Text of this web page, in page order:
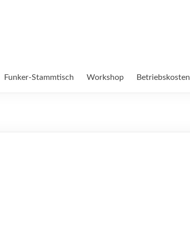
Funker-Stammtisch Workshop Betriebskosten